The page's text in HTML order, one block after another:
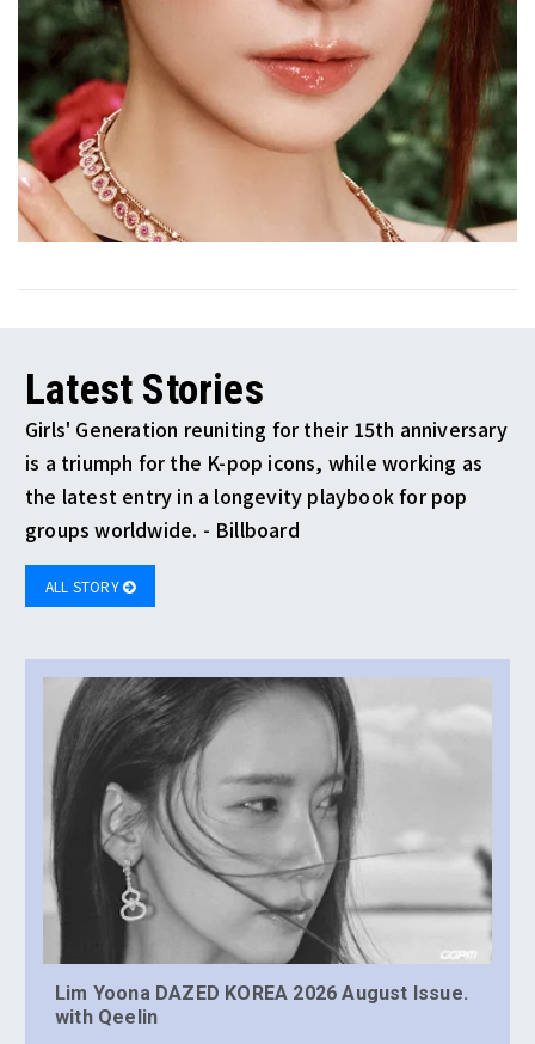
Latest Stories
Girls' Generation reuniting for their 15th anniversary
is a triumph for the K-pop icons, while working as
the latest entry in a longevity playbook for pop
groups worldwide. - Billboard
ALL STORY
Lim Yoona DAZED KOREA 2026 August Issue.
with Qeelin